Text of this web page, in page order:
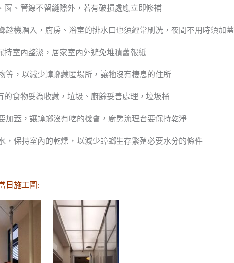
窗、管線不留縫隙外，若有破損處應立即修補
趁機潛入，廚房、浴室的排水口也須經常刷洗，夜間不用時須加蓋
持室內整潔，居家室內外避免堆積舊報紙
等，以減少蟑螂藏匿場所，讓牠沒有棲息的住所
的食物妥為收藏，垃圾、廚餘妥善處理，垃圾桶
加蓋，讓蟑螂沒有吃的機會，廚房流理台要保持乾淨
，保持室內的乾燥，以減少蟑螂生存繁殖必要水分的條件
日施工圖: